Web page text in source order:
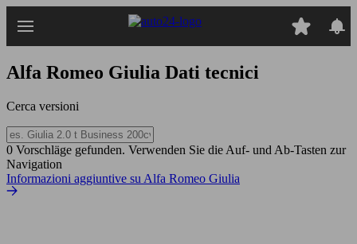
Alfa Romeo Giulia Dati tecnici
Cerca versioni
0 Vorschläge gefunden. Verwenden Sie die Auf- und Ab-Tasten zur
Navigation
Informazioni aggiuntive su Alfa Romeo Giulia